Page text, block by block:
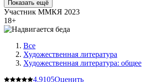
Показать ещё
Участник ММКЯ 2023
18+
Все
Художественная литература
Художественная литература: общее
4.9105Оценить